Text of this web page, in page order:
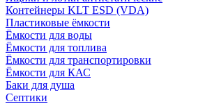
Контейнеры KLT ESD (VDA)
Пластиковые ёмкости
Ёмкости для воды
Ёмкости для топлива
Ёмкости для транспортировки
Ёмкости для КАС
Баки для душа
Септики